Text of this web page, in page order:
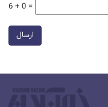
6 + 0 =
ارسال